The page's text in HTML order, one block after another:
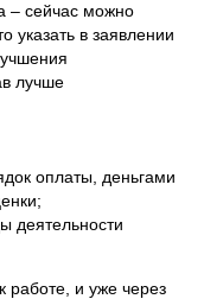
– сейчас можно
указать в заявлении
лучше
оплаты, деньгами
деятельности
работе, и уже через